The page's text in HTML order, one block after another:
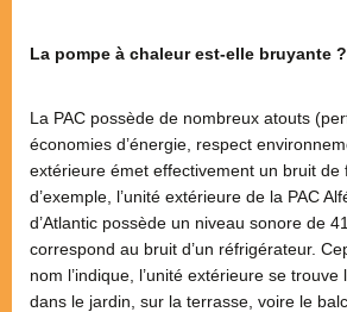
La pompe à chaleur est-elle bruyante ?
La PAC possède de nombreux atouts
économies d’énergie, respect
extérieure émet effectivement un bruit de
d’exemple, l’unité extérieure de la PAC
d’Atlantic possède un niveau sonore de
correspond au bruit d’un réfrigérateur.
nom l’indique, l’unité extérieure se
dans le jardin, sur la terrasse, voire le